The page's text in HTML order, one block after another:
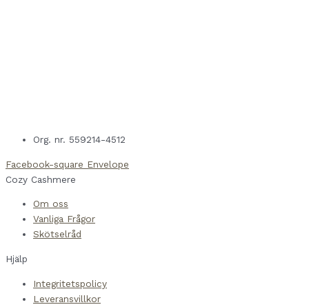
Org. nr. 559214-4512
Facebook-square Envelope
Cozy Cashmere
Om oss
Vanliga Frågor
Skötselråd
Hjälp
Integritetspolicy
Leveransvillkor